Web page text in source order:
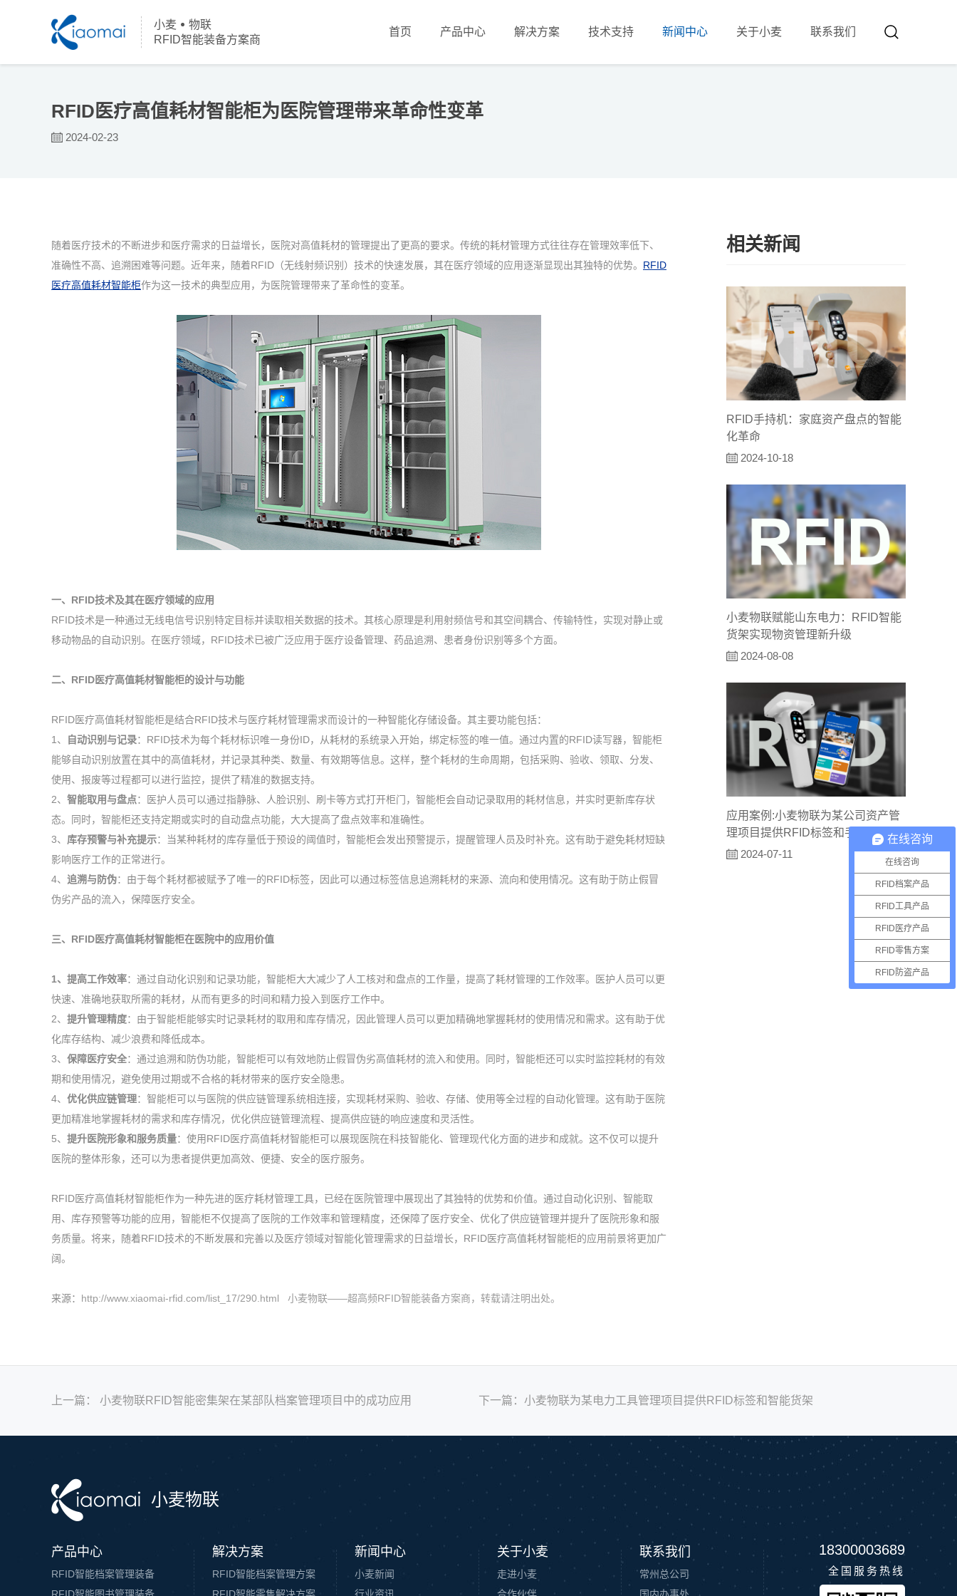
小麦
物联
RFID智能装备方案商
首页 产品中心 解决方案 技术支持 新闻中心 关于小麦 联系我们
RFID医疗高值耗材智能柜为医院管理带来革命性变革
2024-02-23
随着医疗技术的不断进步和医疗需求的日益增长，医院对高值耗材的管理提出了更高的要求。传统的耗材管理方式往往存在管理效率低下、
准确性不高、追溯困难等问题。近年来，随着RFID（无线射频识别）技术的快速发展，其在医疗领域的应用逐渐显现出其独特的优势。 RFID
医疗高值耗材智能柜作为这一技术的典型应用，为医院管理带来了革命性的变革。
一、RFID技术及其在医疗领域的应用
RFID技术是一种通过无线电信号识别特定目标并读取相关数据的技术。其核心原理是利用射频信号和其空间耦合、传输特性，实现对静止或
移动物品的自动识别。在医疗领域，RFID技术已被广泛应用于医疗设备管理、药品追溯、患者身份识别等多个方面。
二、RFID医疗高值耗材智能柜的设计与功能
RFID医疗高值耗材智能柜是结合RFID技术与医疗耗材管理需求而设计的一种智能化存储设备。其主要功能包括：
1、
自动识别与记录：RFID技术为每个耗材标识唯一身份ID，从耗材的系统录入开始，绑定标签的唯一值。通过内置的RFID读写器，智能柜
能够自动识别放置在其中的高值耗材，并记录其种类、数量、有效期等信息。这样，整个耗材的生命周期，包括采购、验收、领取、分发、
使用、报废等过程都可以进行监控，提供了精准的数据支持。
2、 智能取用与盘点：医护人员可以通过指静脉、人脸识别、刷卡等方式打开柜门，智能柜会自动记录取用的耗材信息，并实时更新库存状
态。同时，智能柜还支持定期或实时的自动盘点功能，大大提高了盘点效率和准确性。
3、 库存预警与补充提示：当某种耗材的库存量低于预设的阈值时，智能柜会发出预警提示，提醒管理人员及时补充。这有助于避免耗材短缺
影响医疗工作的正常进行。
4、 追溯与防伪：由于每个耗材都被赋予了唯一的RFID标签，因此可以通过标签信息追溯耗材的来源、流向和使用情况。这有助于防止假冒
伪劣产品的流入，保障医疗安全。
三、RFID医疗高值耗材智能柜在医院中的应用价值
1、提高工作效率：通过自动化识别和记录功能，智能柜大大减少了人工核对和盘点的工作量，提高了耗材管理的工作效率。医护人员可以更
快速、准确地获取所需的耗材，从而有更多的时间和精力投入到医疗工作中。
2、 提升管理精度：由于智能柜能够实时记录耗材的取用和库存情况，因此管理人员可以更加精确地掌握耗材的使用情况和需求。这有助于优
化库存结构、减少浪费和降低成本。
3、 保障医疗安全：通过追溯和防伪功能，智能柜可以有效地防止假冒伪劣高值耗材的流入和使用。同时，智能柜还可以实时监控耗材的有效
期和使用情况，避免使用过期或不合格的耗材带来的医疗安全隐患。
4、 优化供应链管理：智能柜可以与医院的供应链管理系统相连接，实现耗材采购、验收、存储、使用等全过程的自动化管理。这有助于医院
更加精准地掌握耗材的需求和库存情况，优化供应链管理流程、提高供应链的响应速度和灵活性。
5、 提升医院形象和服务质量：使用RFID医疗高值耗材智能柜可以展现医院在科技智能化、管理现代化方面的进步和成就。这不仅可以提升
医院的整体形象，还可以为患者提供更加高效、便捷、安全的医疗服务。
RFID医疗高值耗材智能柜作为一种先进的医疗耗材管理工具，已经在医院管理中展现出了其独特的优势和价值。通过自动化识别、智能取
用、库存预警等功能的应用，智能柜不仅提高了医院的工作效率和管理精度，还保障了医疗安全、优化了供应链管理并提升了医院形象和服
务质量。将来，随着RFID技术的不断发展和完善以及医疗领域对智能化管理需求的日益增长，RFID医疗高值耗材智能柜的应用前景将更加广
阔。
来源： http://www.xiaomai-rfid.com/list_17/290.html 小麦物联——超高频RFID智能装备方案商，转载请注明出处。
相关新闻
RFID手持机：家庭资产盘点的智能
化革命
2024-10-18
小麦物联赋能山东电力：RFID智能
货架实现物资管理新升级
2024-08-08
应用案例:小麦物联为某公司资产管
理项目提供RFID标签和手持机
2024-07-11
上一篇： 小麦物联RFID智能密集架在某部队档案管理项目中的成功应用 下一篇： 小麦物联为某电力工具管理项目提供RFID标签和智能货架
小麦物联
产品中心
RFID智能档案管理装备
解决方案
RFID智能档案管理方案
新闻中心
小麦新闻
关于小麦
走进小麦
联系我们
常州总公司
18300003689
全国服务热线
在线咨询
在线咨询
RFID档案产品
RFID工具产品
RFID医疗产品
RFID零售方案
RFID防盗产品